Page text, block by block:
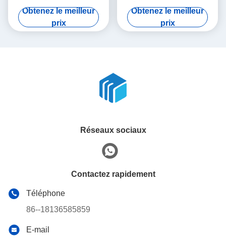
Bar/restaurant/hôtels de
Obtenez le meilleur
prix
500KG 700KG 900KG
Obtenez le meilleur
prix
Réseaux sociaux
Contactez rapidement
Téléphone
86--18136585859
E-mail